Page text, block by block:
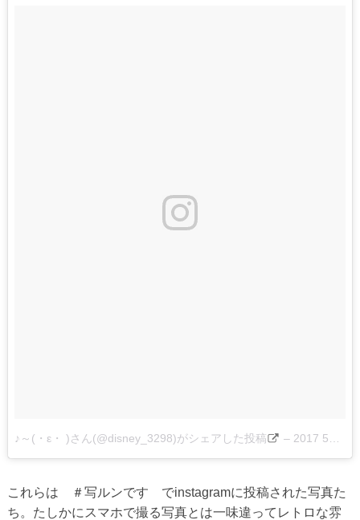
♪～(・ε・ )さん(@disney_3298)がシェアした投稿 – 2017 5月 15 2:25午前 PDT
これらは ＃写ルンです でinstagramに投稿された写真た
ち。たしかにスマホで撮る写真とは一味違ってレトロな雰